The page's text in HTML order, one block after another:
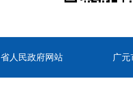
人民政府网站 广